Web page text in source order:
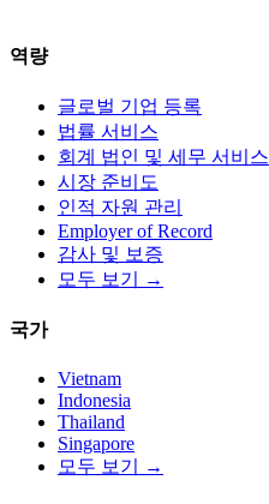
역량
글로벌 기업 등록
법률 서비스
회계 법인 및 세무 서비스
시장 준비도
인적 자원 관리
Employer of Record
감사 및 보증
모두 보기 →
국가
Vietnam
Indonesia
Thailand
Singapore
모두 보기 →